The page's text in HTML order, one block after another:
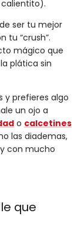
ser tu mejor
tu “crush”.
mágico que
plática sin
y prefieres algo
un ojo a
o calcetines
las diademas,
con mucho
que